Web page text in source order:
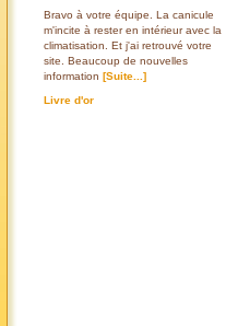
Bravo à votre équipe. La canicule
m'incite à rester en intérieur avec la
climatisation. Et j'ai retrouvé votre
site. Beaucoup de nouvelles
information [Suite...]
Livre d'or